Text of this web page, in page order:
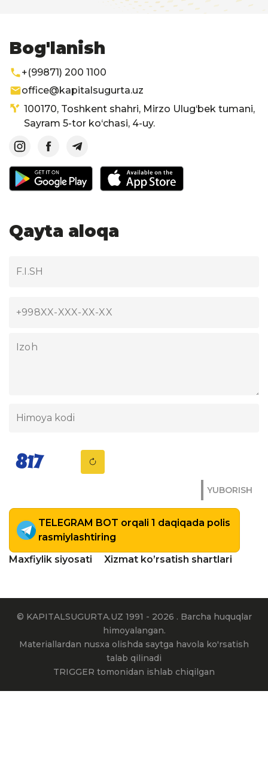
Bog'lanish
+(99871) 200 1100
office@kapitalsugurta.uz
100170, Toshkent shahri, Mirzo Ulug‘bek tumani,
Sayram 5-tor ko‘chasi, 4-uy.
Qayta aloqa
YUBORISH
TELEGRAM BOT orqali 1 daqiqada polis
rasmiylashtiring
Maxfiylik siyosati
Xizmat ko’rsatish shartlari
© KAPITALSUGURTA.UZ 1991 - 2026 . Barcha huquqlar
himoyalangan.
Materiallardan nusxa olishda saytga havola ko'rsatish
talab qilinadi
TRIGGER tomonidan ishlab chiqilgan